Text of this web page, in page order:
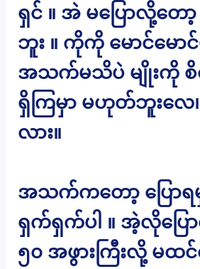
ရှင် ။ အဲ မပြောလို့တော့
ဘူး ။ ကိုကို မောင်မော
အသက်မသိပဲ မျိုးကို စိ
ရှိကြမှာ မဟုတ်ဘူးလ
လား။
အသက်ကတော့ ပြောရ
ရှက်ရှက်ပါ ။ အဲ့လိုပြ
၅၀ အဖွားကြီးလို့ မထ